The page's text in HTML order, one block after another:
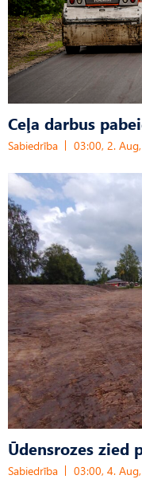
Ceļa darbus
Sabiedrība 03:00, 2.
Ūdensrozes zied
Sabiedrība 03:00, 4.